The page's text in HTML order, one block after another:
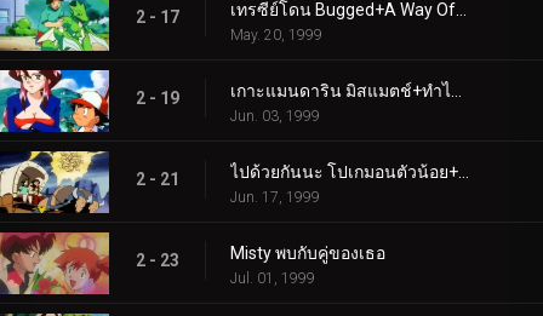
2 - 17
May. 20, 1999
2 - 19
Jun. 03, 1999
2 - 21
Jun. 17, 1999
2 - 23 Misty พบกับคู่ของเธอ
Jul. 01, 1999